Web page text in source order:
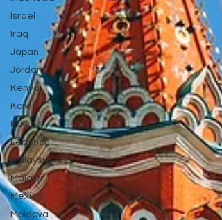
Israel
Iraq
Japan
Jordan
Kenya
Korea
Kuwait
Lebanon
Malaysia
Malawi
Mexico
Moldova